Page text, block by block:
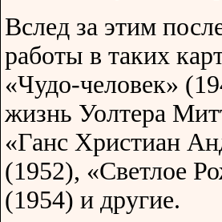
Вслед за этим
работы в таких
«Чудо-человек»
жизнь Уолтера
«Ганс Христиан
(1952), «Светлое
(1954) и другие.